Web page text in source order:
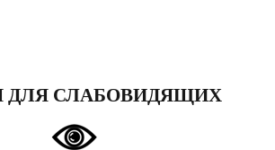
ДЛЯ СЛАБОВИДЯЩИХ